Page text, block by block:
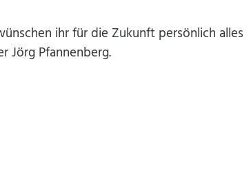
ihr für die Zukunft persönlich alles
Jörg Pfannenberg.